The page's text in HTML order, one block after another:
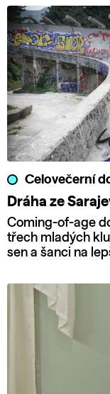
Celovečerní
Dráha ze
Coming-of-age
třech mladých
sen a šanci na